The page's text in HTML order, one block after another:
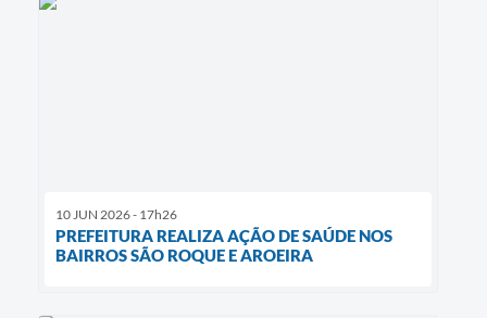
10 JUN 2026 - 17h26
PREFEITURA REALIZA AÇÃO DE SAÚDE NOS
BAIRROS SÃO ROQUE E AROEIRA